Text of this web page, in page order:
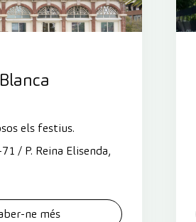
els festius.
71 / P. Reina Elisenda,
ne més